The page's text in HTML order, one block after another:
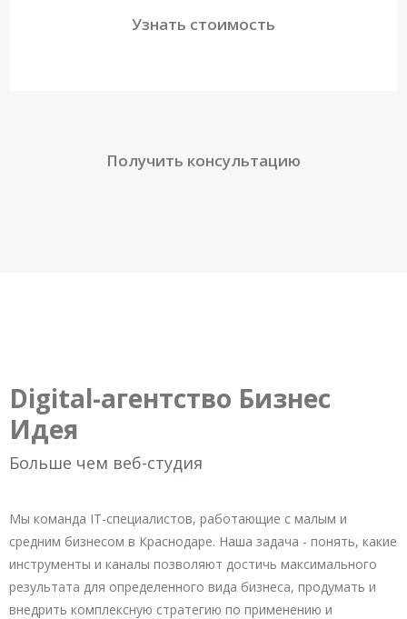
Получить консультацию
Digital-агентство Бизнес
Идея
Больше чем веб-студия
Мы команда IT-специалистов, работающие с малым и
средним бизнесом в Краснодаре. Наша задача - понять, какие
инструменты и каналы позволяют достичь максимального
результата для определенного вида бизнеса, продумать и
внедрить комплексную стратегию по применению и